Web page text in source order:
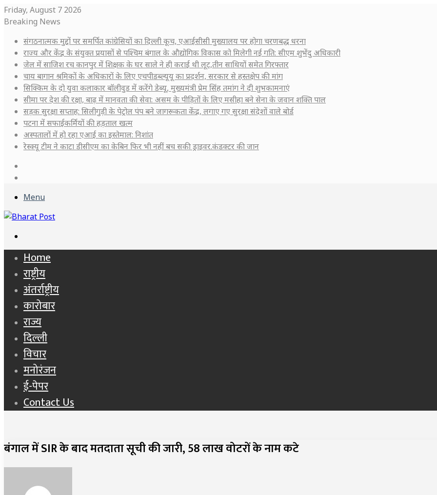
Friday, August 7 2026
Breaking News
संगठनात्मक मुद्दों पर समर्पित कांग्रेसियों का दिल्ली कूच, एआईसीसी मुख्यालय पर होगा चरणबद्ध धरना
राज्य और केंद्र के संयुक्त प्रयासों से पश्चिम बंगाल के औद्योगिक विकास को मिलेगी नई गति: सीएम शुभेंदु अधिकारी
जेल में साजिश रच कानपुर में शिक्षक के घर साले ने ही कराई थी लूट,तीन साथियों समेत गिरफ्तार
चाय बागान श्रमिकों के अधिकारों के लिए एचपीडब्ल्यूयू का प्रदर्शन, सरकार से हस्तक्षेप की मांग
सिक्किम के दो युवा कलाकार बॉलीवुड में करेंगे डेब्यू, मुख्यमंत्री प्रेम सिंह तमांग ने दी शुभकामनाएं
सीमा पर देश की रक्षा, बाढ़ में मानवता की सेवा: असम के पीड़ितों के लिए मसीहा बने सेना के जवान शक्ति पाल
सड़क सुरक्षा सप्ताह: सिलीगुड़ी के पेट्रोल पंप बने जागरूकता केंद्र, लगाए गए सुरक्षा संदेशों वाले बोर्ड
पटना में सफाईकर्मियों की हड़ताल खत्म
अस्पतालों में हो रहा एआई का इस्तेमाल: निशांत
रेस्क्यू टीम ने काटा डीसीएम का केबिन फिर भी नहीं बच सकी ड्राइवर.कंडक्टर की जान
Menu
for
Home
राष्ट्रीय
अंतर्राष्ट्रीय
कारोबार
राज्य
दिल्ली
विचार
मनोरंजन
ई-पेपर
Contact Us
बंगाल में SIR के बाद मतदाता सूची की जारी, 58 लाख वोटरों के नाम कटे